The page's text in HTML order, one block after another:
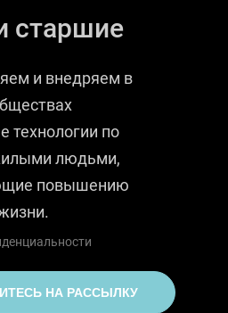
старшие
и внедряем в
технологии по
людьми,
повышению
НА РАССЫЛКУ